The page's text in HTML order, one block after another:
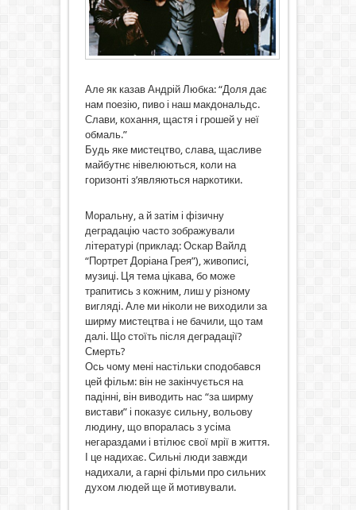
Але як казав Андрій Любка: “Доля дає
нам поезію, пиво і наш макдональдс.
Слави, кохання, щастя і грошей у неї
обмаль.”
Будь яке мистецтво, слава, щасливе
майбутнє нівелюються, коли на
горизонті з’являються наркотики.
Моральну, а й затім і фізичну
деградацію часто зображували
літературі (приклад: Оскар Вайлд
“Портрет Доріана Грея”), живописі,
музиці. Ця тема цікава, бо може
трапитись з кожним, лиш у різному
вигляді. Але ми ніколи не виходили за
ширму мистецтва і не бачили, що там
далі. Що стоїть після деградації?
Смерть?
Ось чому мені настільки сподобався
цей фільм: він не закінчується на
падінні, він виводить нас “за ширму
вистави” і показує сильну, вольову
людину, що впоралась з усіма
негараздами і втілює свої мрії в життя.
І це надихає. Сильні люди завжди
надихали, а гарні фільми про сильних
духом людей ще й мотивували.